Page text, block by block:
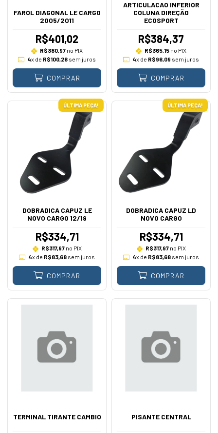
FAROL DIAGONAL LE CARGO
2005/2011
R$401,02
R$380,97 no PIX
4x de R$100,26 sem juros
COMPRAR
ARTICULACAO INFERIOR
COLUNA DIREÇÃO
ECOSPORT
R$384,37
R$365,15 no PIX
4x de R$96,09 sem juros
COMPRAR
ÚLTIMA PEÇA!
DOBRADICA CAPUZ LE
NOVO CARGO 12/19
R$334,71
R$317,97no PIX
4x de R$83,68 sem juros
COMPRAR
ÚLTIMA PEÇA!
DOBRADICA CAPUZ LD
NOVO CARGO
R$334,71
R$317,97no PIX
4x de R$83,68 sem juros
COMPRAR
TERMINAL TIRANTE CAMBIO PISANTE CENTRAL